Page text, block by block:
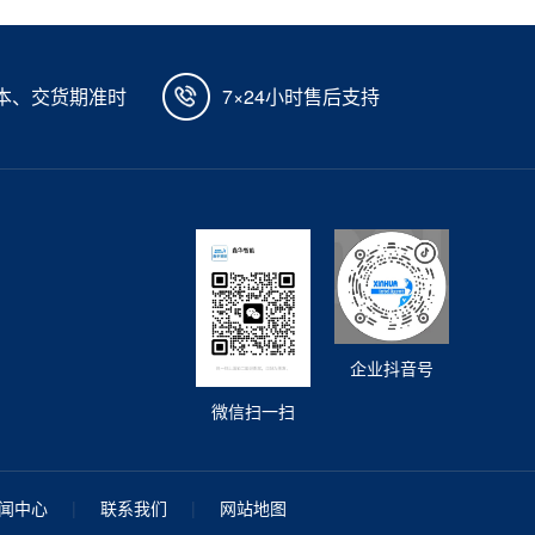
、交货期准时 7×24小时售后支持
企业抖音号
微信扫一扫
中心 | 联系我们 | 网站地图